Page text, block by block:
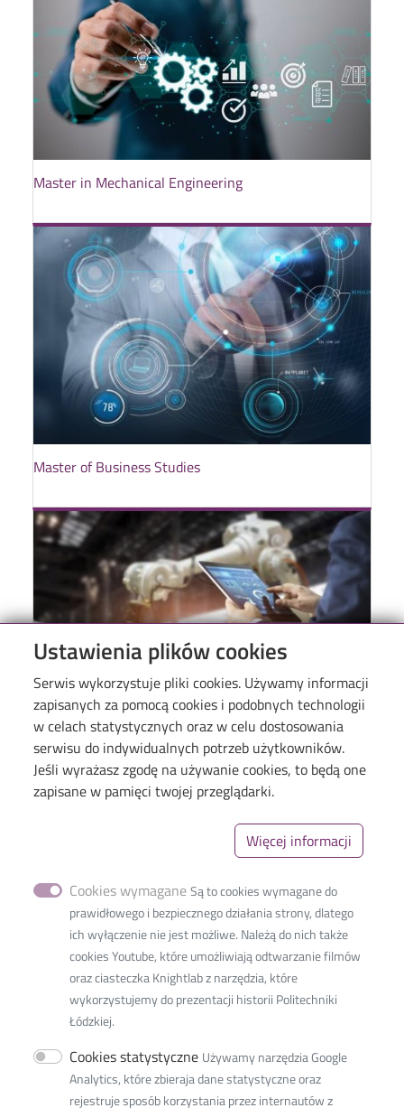
Ustawienia plików cookies
Serwis wykorzystuje pliki cookies. Używamy informacji
zapisanych za pomocą cookies i podobnych technologii
w celach statystycznych oraz w celu dostosowania
serwisu do indywidualnych potrzeb użytkowników.
Jeśli wyrażasz zgodę na używanie cookies, to będą one
zapisane w pamięci twojej przeglądarki.
Więcej informacji
Cookies wymagane Są to cookies wymagane do
prawidłowego i bezpiecznego działania strony, dlatego
ich wyłączenie nie jest możliwe. Należą do nich także
cookies Youtube, które umożliwiają odtwarzanie filmów
oraz ciasteczka Knightlab z narzędzia, które
wykorzystujemy do prezentacji historii Politechniki
Łódzkiej.
Cookies statystyczne Używamy narzędzia Google
Analytics, które zbieraja dane statystyczne oraz
rejestruje sposób korzystania przez internautów z
Master in Mechanical Engineering
Master of Business Studies
Smart Manufacturing
d’Ingénieurs
36, rue Zwirki
90-539 Lodz, Pologne
Menu
Linki_second